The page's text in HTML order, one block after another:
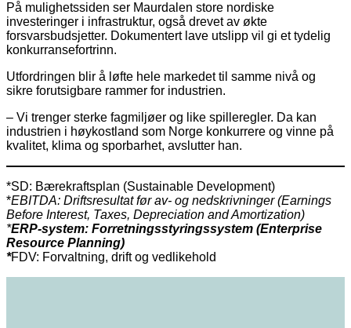
På mulighetssiden ser Maurdalen store nordiske
investeringer i infrastruktur, også drevet av økte
forsvarsbudsjetter. Dokumentert lave utslipp vil gi et tydelig
konkurransefortrinn.
Utfordringen blir å løfte hele markedet til samme nivå og
sikre forutsigbare rammer for industrien.
– Vi trenger sterke fagmiljøer og like spilleregler. Da kan
industrien i høykostland som Norge konkurrere og vinne på
kvalitet, klima og sporbarhet, avslutter han.
*SD: Bærekraftsplan (Sustainable Development)
*EBITDA: Driftsresultat før av- og nedskrivninger (Earnings
Before Interest, Taxes, Depreciation and Amortization)
*ERP-system: Forretningsstyringssystem (Enterprise
Resource Planning)
*FDV: Forvaltning, drift og vedlikehold